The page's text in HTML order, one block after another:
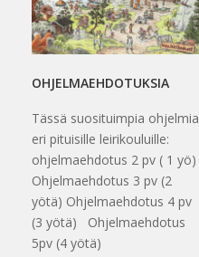
OHJELMAEHDOTUKSIA
Tässä suosituimpia ohjelmia
eri pituisille leirikouluille:
ohjelmaehdotus 2 pv ( 1 yö)
Ohjelmaehdotus 3 pv (2
yötä) Ohjelmaehdotus 4 pv
(3 yötä) Ohjelmaehdotus
5pv (4 yötä)